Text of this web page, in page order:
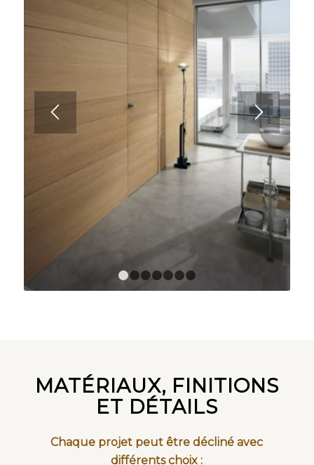
1
MATÉRIAUX, FINITIONS
ET DÉTAILS
Chaque projet peut être décliné avec
différents choix :